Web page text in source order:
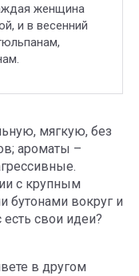
женщина
и в весенний
мягкую, без
ароматы –
с крупным
вокруг и
свои идеи?
в другом